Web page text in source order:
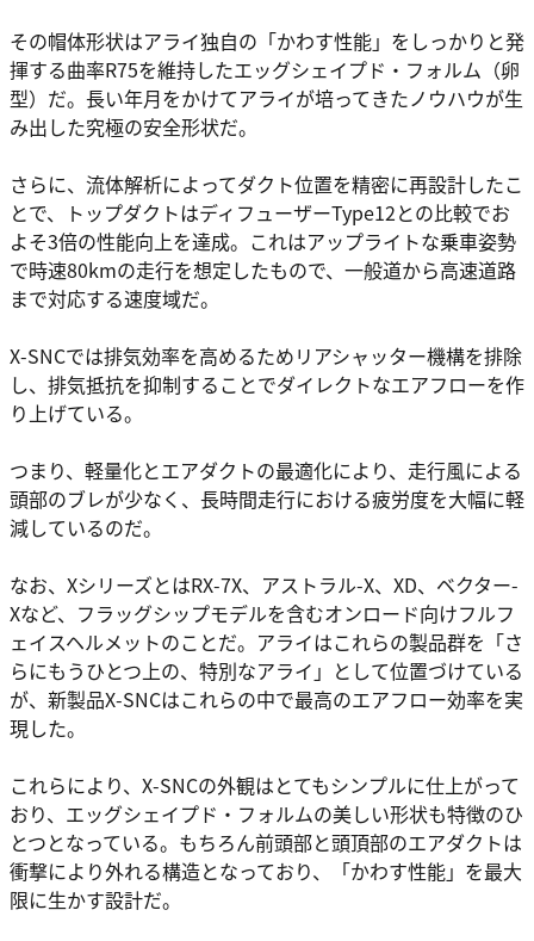
その帽体形状はアライ独自の「かわす性能」をしっかりと発
揮する曲率R75を維持したエッグシェイプド・フォルム（卵
型）だ。長い年月をかけてアライが培ってきたノウハウが生
み出した究極の安全形状だ。
さらに、流体解析によってダクト位置を精密に再設計したこ
とで、トップダクトはディフューザーType12との比較でお
よそ3倍の性能向上を達成。これはアップライトな乗車姿勢
で時速80kmの走行を想定したもので、一般道から高速道路
まで対応する速度域だ。
X-SNCでは排気効率を高めるためリアシャッター機構を排除
し、排気抵抗を抑制することでダイレクトなエアフローを作
り上げている。
つまり、軽量化とエアダクトの最適化により、走行風による
頭部のブレが少なく、長時間走行における疲労度を大幅に軽
減しているのだ。
なお、XシリーズとはRX-7X、アストラル-X、XD、ベクター-
Xなど、フラッグシップモデルを含むオンロード向けフルフ
ェイスヘルメットのことだ。アライはこれらの製品群を「さ
らにもうひとつ上の、特別なアライ」として位置づけている
が、新製品X-SNCはこれらの中で最高のエアフロー効率を実
現した。
これらにより、X-SNCの外観はとてもシンプルに仕上がって
おり、エッグシェイプド・フォルムの美しい形状も特徴のひ
とつとなっている。もちろん前頭部と頭頂部のエアダクトは
衝撃により外れる構造となっており、「かわす性能」を最大
限に生かす設計だ。